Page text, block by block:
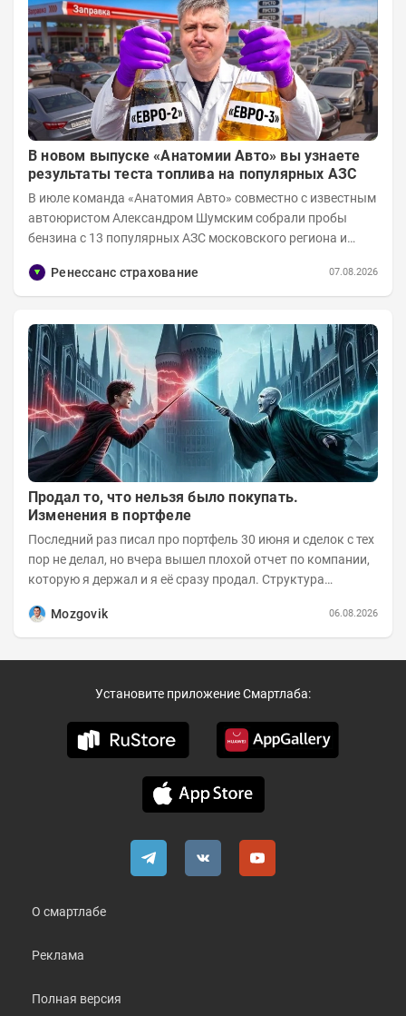
В новом выпуске «Анатомии Авто» вы узнаете
результаты теста топлива на популярных АЗС
В июле команда «Анатомия Авто» совместно с известным
автоюристом Александром Шумским собрали пробы
бензина с 13 популярных АЗС московского региона и
Ренессанс страхование
07.08.2026
Продал то, что нельзя было покупать.
Изменения в портфеле
Последний раз писал про портфель 30 июня и сделок с тех
пор не делал, но вчера вышел плохой отчет по компании,
которую я держал и я её сразу продал. Структура
Mozgovik
06.08.2026
Установите приложение Смартлаба:
О смартлабе
Реклама
Полная версия